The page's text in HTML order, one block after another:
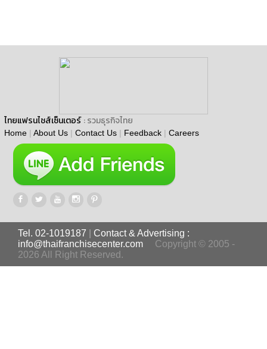
ไทยแฟรนไชส์เซ็นเตอร์ : รวมธุรกิจไทย
Home | About Us | Contact Us | Feedback | Careers
Tel. 02-1019187
Contact & Advertising :
info@thaifranchisecenter.com
Copyright © 2005 -
2026 All Right Reserved.